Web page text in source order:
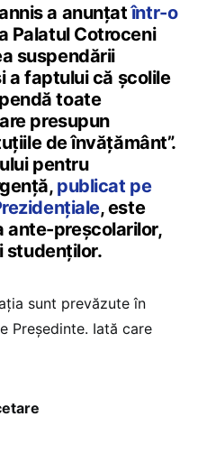
a anunțatîntr-o
Palatul Cotroceni
suspendării
a faptului că școlile
toate
presupun
de învățământ”.
pentru
publicat pe
, este
ante-preșcolarilor,
studenților.
sunt prevăzute în
Președinte. Iată care